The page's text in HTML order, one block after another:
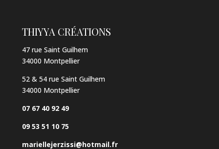
THIYYA CRÉATIONS
47 rue Saint Guilhem
34000 Montpellier
52 & 54 rue Saint Guilhem
34000 Montpellier
07 67 40 92 49
09 53 51 10 75
mariellejerzissi@hotmail.fr